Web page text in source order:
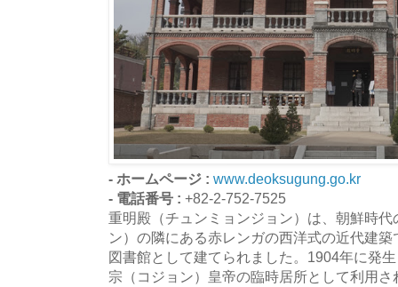
- ホームページ : www.deoksugung.go.kr
- 電話番号 : +82-2-752-7525
重明殿（チュンミョンジョン）は、朝鮮時
ン）の隣にある赤レンガの西洋式の近代建
図書館として建てられました。1904年に発
宗（コジョン）皇帝の臨時居所として利用